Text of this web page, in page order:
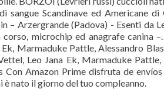
Scandinave ed Americane di
– Arzergrande (Padova) - Esenti da
microchip ed anagrafe canina
Marmaduke Pattle, Alessandro
Leo Jana Ek, Marmaduke
Amazon Prime disfruta de
è nato il giorno del tuo compleanno.